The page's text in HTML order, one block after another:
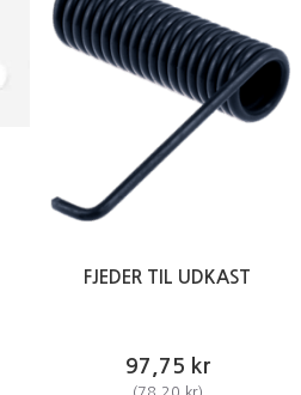
FJEDER TIL UDKAST
97,75 kr